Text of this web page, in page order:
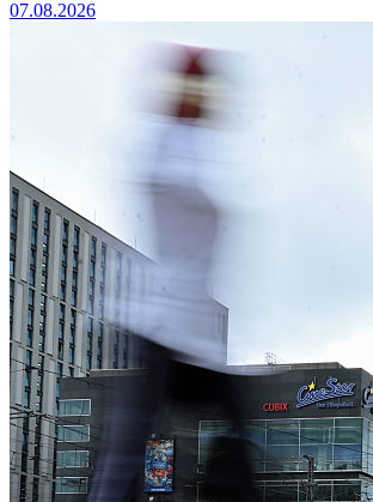
07.08.2026